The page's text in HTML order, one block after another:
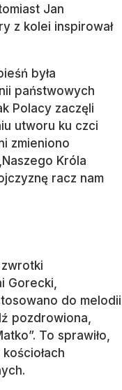
Jan
z kolei inspirował
była
państwowych
Polacy zaczęli
utworu ku czci
zmieniono
Króla
racz nam
Gorecki,
do melodii
pozdrowiona,
To sprawiło,